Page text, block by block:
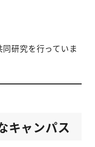
研究を行っていま
キャンパス